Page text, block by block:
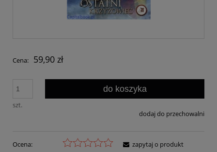
Cena: 59,90 zł
szt.
do koszyka
dodaj do przechowalni
Ocena:
zapytaj o produkt